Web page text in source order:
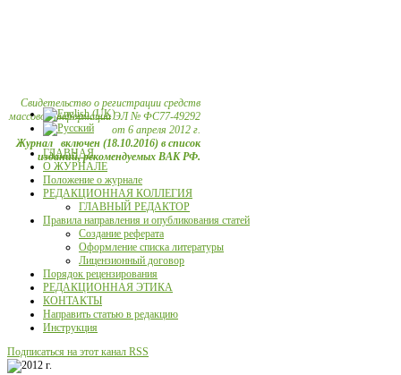
Свидетельство о регистрации средств
массовой информации ЭЛ № ФС77-49292
от 6 апреля 2012 г.
Журнал включен (18.10.2016) в список
изданий, рекомендуемых ВАК РФ.
ГЛАВНАЯ
О ЖУРНАЛЕ
Положение о журнале
РЕДАКЦИОННАЯ КОЛЛЕГИЯ
ГЛАВНЫЙ РЕДАКТОР
Правила направления и опубликования статей
Создание реферата
Оформление списка литературы
Лицензионный договор
Порядок рецензирования
РЕДАКЦИОННАЯ ЭТИКА
КОНТАКТЫ
Направить статью в редакцию
Инструкция
Подписаться на этот канал RSS